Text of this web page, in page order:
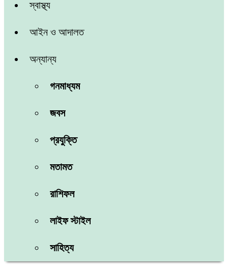
স্বাস্থ্য
আইন ও আদালত
অন্যান্য
গনমাধ্যম
জবস
প্রযুক্তি
মতামত
রাশিফল
লাইফ স্টাইল
সাহিত্য